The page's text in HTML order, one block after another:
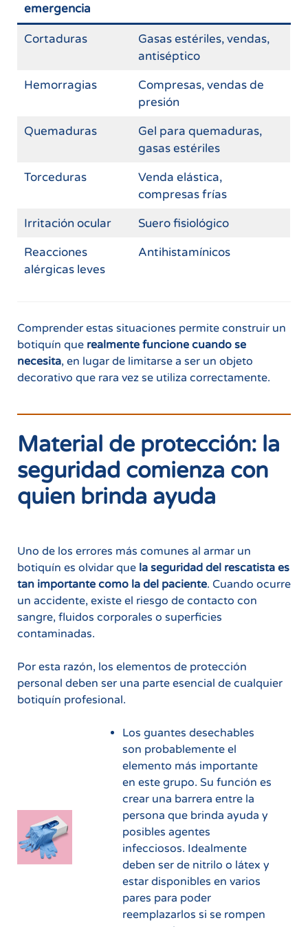
emergencia
Cortaduras
Gasas estériles, vendas,
antiséptico
Hemorragias
Compresas, vendas de
presión
Quemaduras
Gel para quemaduras,
gasas estériles
Torceduras
Venda elástica,
compresas frías
Irritación ocular
Suero fisiológico
Reacciones
alérgicas leves
Antihistamínicos
Comprender estas situaciones permite construir un
botiquín que realmente funcione cuando se
necesita, en lugar de limitarse a ser un objeto
decorativo que rara vez se utiliza correctamente.
Material de protección: la
seguridad comienza con
quien brinda ayuda
Uno de los errores más comunes al armar un
botiquín es olvidar que la seguridad del rescatista es
tan importante como la del paciente. Cuando ocurre
un accidente, existe el riesgo de contacto con
sangre, fluidos corporales o superficies
contaminadas.
Por esta razón, los elementos de protección
personal deben ser una parte esencial de cualquier
botiquín profesional.
Los guantes desechables
son probablemente el
elemento más importante
en este grupo. Su función es
crear una barrera entre la
persona que brinda ayuda y
posibles agentes
infecciosos. Idealmente
deben ser de nitrilo o látex y
estar disponibles en varios
pares para poder
reemplazarlos si se rompen